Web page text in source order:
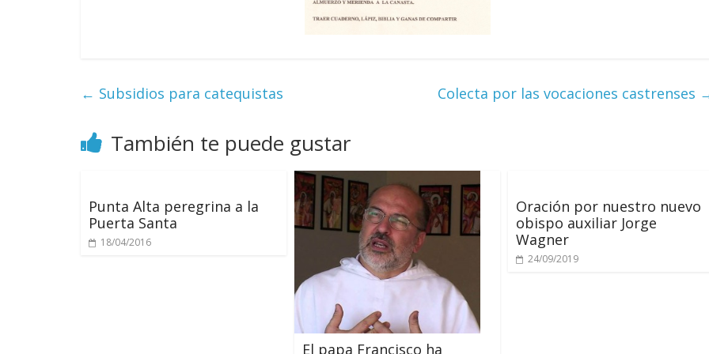
← Subsidios para catequistas Colecta por las vocaciones castrenses
También te puede gustar
Punta Alta peregrina a la
Puerta Santa
18/04/2016
El papa Francisco ha
Oración por nuestro nuevo
obispo auxiliar Jorge
Wagner
24/09/2019